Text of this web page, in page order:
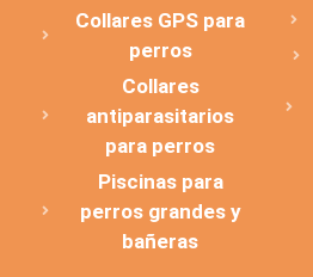
Collares GPS para
perros
Collares
antiparasitarios
para perros
Piscinas para
perros grandes y
bañeras